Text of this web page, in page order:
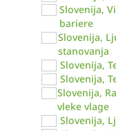
Slovenija,
bariere
Slovenija,
stanovanja
Slovenija,
Slovenija,
Slovenija,
vleke vlage
Slovenija,